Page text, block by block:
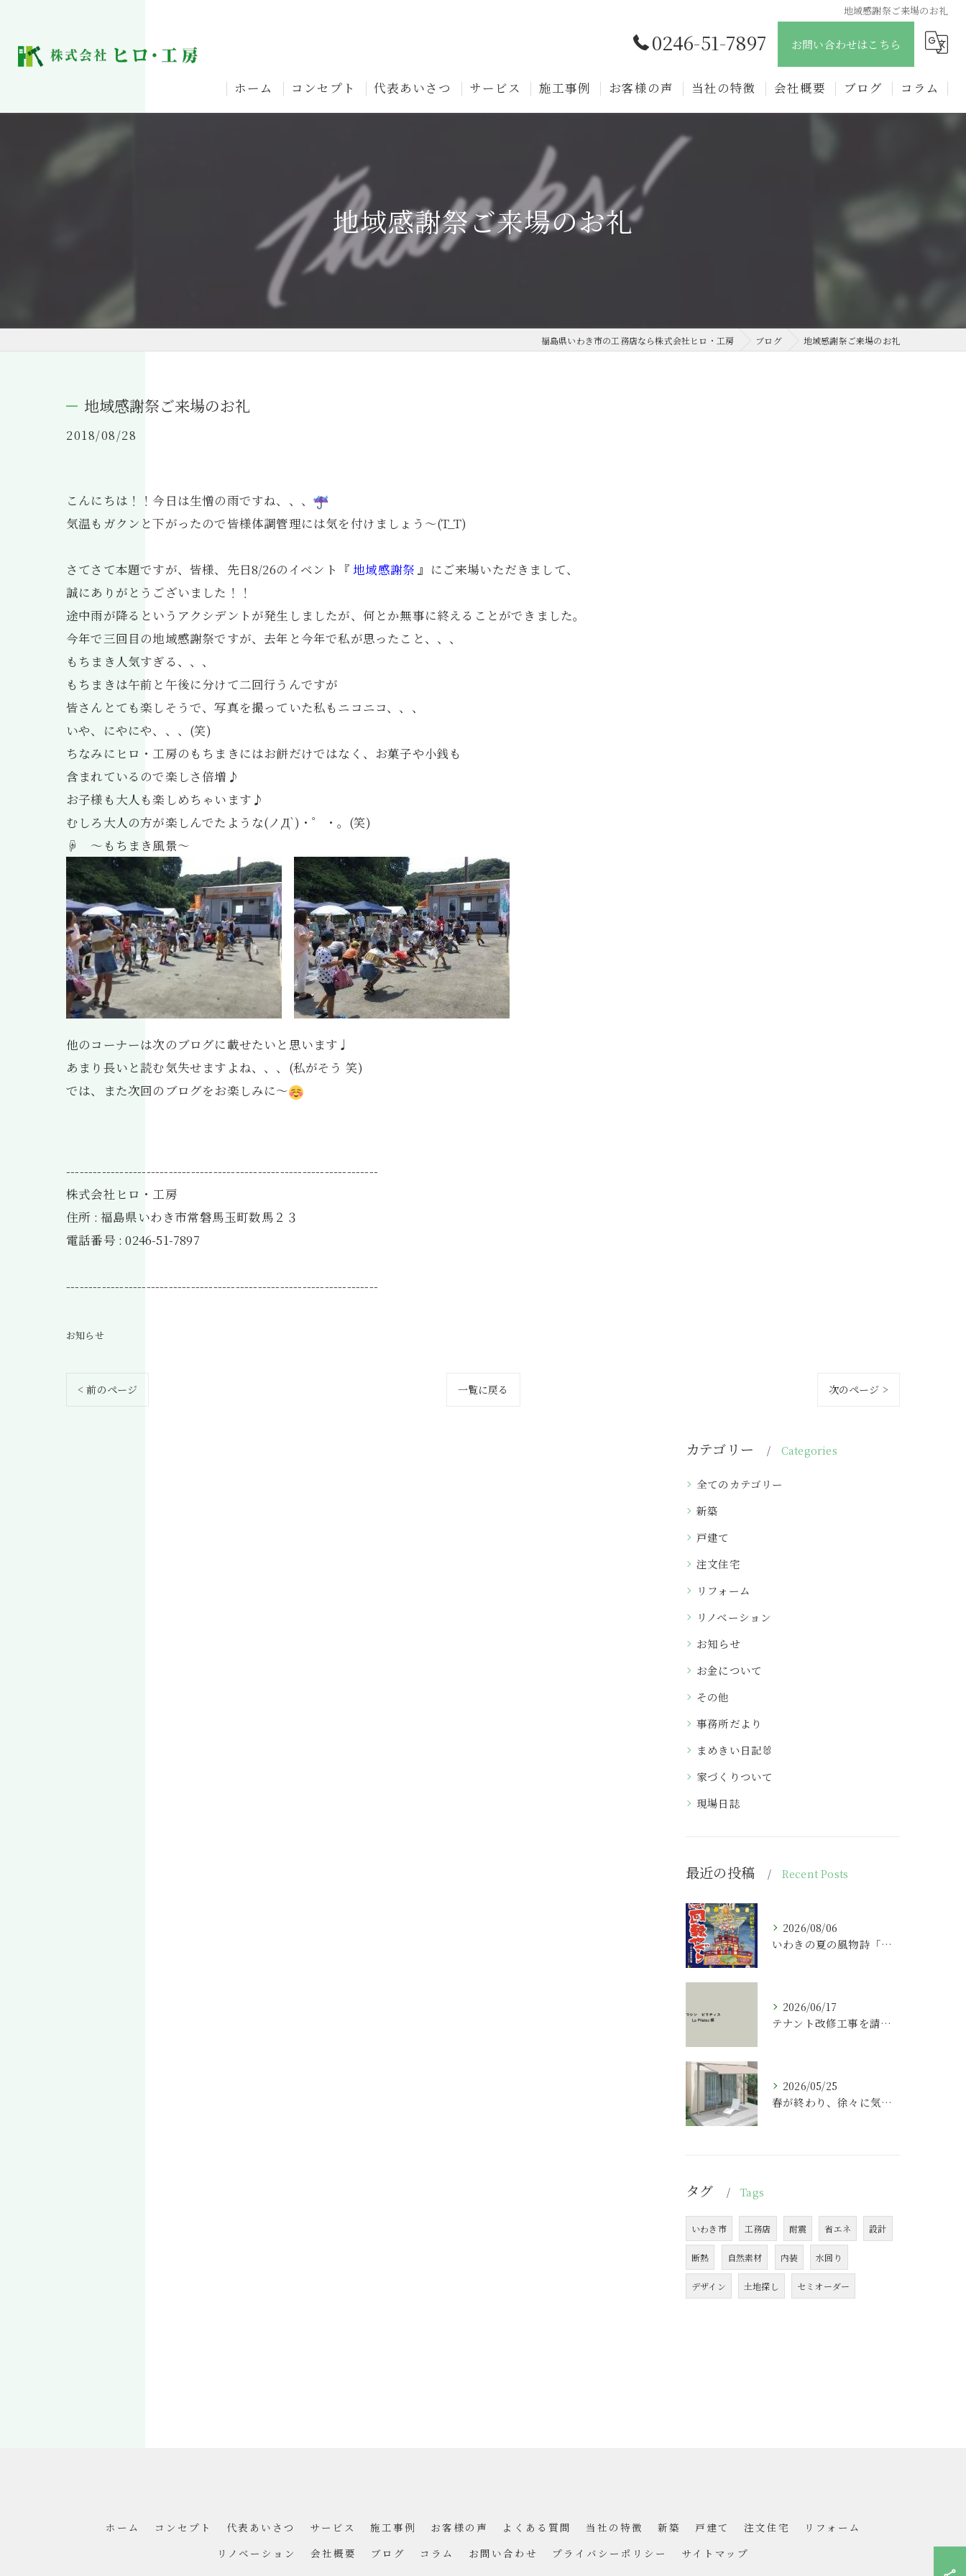
地域感謝祭ご来場のお礼
0246-51-7897 お問い合わせはこちら
ホーム コンセプト 代表あいさつ サービス 施工事例 お客様の声 当社の特徴 会社概要 ブログ コラム
地域感謝祭ご来場のお礼
福島県いわき市の工務店なら株式会社ヒロ・工房 ブログ 地域感謝祭ご来場のお礼
地域感謝祭ご来場のお礼
2018/08/28
こんにちは！！今日は生憎の雨ですね、、、
気温もガクンと下がったので皆様体調管理には気を付けましょう～(T_T)
さてさて本題ですが、皆様、先日8/26のイベント『 地域感謝祭』 にご来場いただきまして、
誠にありがとうございました！！
途中雨が降るというアクシデントが発生しましたが、何とか無事に終えることができました。
今年で三回目の地域感謝祭ですが、去年と今年で私が思ったこと、、、
もちまき人気すぎる、、、
もちまきは午前と午後に分けて二回行うんですが
皆さんとても楽しそうで、写真を撮っていた私もニコニコ、、、
いや、にやにや、、、(笑)
ちなみにヒロ・工房のもちまきにはお餅だけではなく、お菓子や小銭も
含まれているので楽しさ倍増♪
お子様も大人も楽しめちゃいます♪
むしろ大人の方が楽しんでたような(ノД`)・゜・。(笑)
☟ ～もちまき風景～
他のコーナーは次のブログに載せたいと思います♩
あまり長いと読む気失せますよね、、、(私がそう 笑)
では、また次回のブログをお楽しみに～
----------------------------------------------------------------------
株式会社ヒロ・工房
住所 : 福島県いわき市常磐馬玉町数馬２３
電話番号 : 0246-51-7897
----------------------------------------------------------------------
お知らせ
< 前のページ 一覧に戻る 次のページ >
カテゴリー Categories
全てのカテゴリー
新築
戸建て
注文住宅
リフォーム
リノベーション
お知らせ
お金について
その他
事務所だより
まめきい日記🐰
家づくりついて
現場日誌
最近の投稿 Recent Posts
2026/08/06
いわきの夏の風物詩「いわき回転やぐら」
2026/06/17
テナント改修工事を請け負わせて頂きました。
2026/05/25
春が終わり、徐々に気温が上がってきましたね。
タグ Tags
いわき市 工務店 耐震 省エネ 設計
断熱 自然素材 内装 水回り
デザイン 土地探し セミオーダー
ホーム コンセプト 代表あいさつ サービス 施工事例 お客様の声 よくある質問 当社の特徴 新築 戸建て 注文住宅
リフォーム
リノベーション
会社概要 ブログ コラム お問い合わせ プライバシーポリシー サイトマップ